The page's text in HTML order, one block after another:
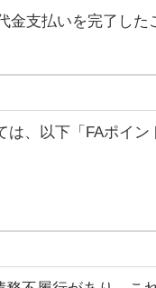
金支払いを完了し
は、以下「FAポイ